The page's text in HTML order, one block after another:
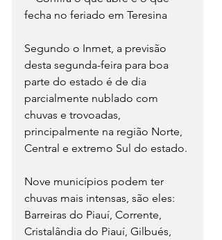
fecha no feriado em Teresina
Segundo o Inmet, a previsão
desta segunda-feira para boa
parte do estado é de dia
parcialmente nublado com
chuvas e trovoadas,
principalmente na região Norte,
Central e extremo Sul do estado.
Nove municípios podem ter
chuvas mais intensas, são eles:
Barreiras do Piauí, Corrente,
Cristalândia do Piauí, Gilbués,